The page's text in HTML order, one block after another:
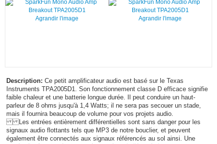
Agrandir l'image Agrandir l'image
Description: Ce petit amplificateur audio est basé sur le Texas
Instruments TPA2005D1. Son fonctionnement classe D efficace signifie
faible chaleur et une batterie longue durée. Il peut conduire un haut-
parleur de 8 ohms jusqu'à 1,4 Watts; il ne sera pas secouer un stade,
mais il fournira beaucoup de volume pour vos projets audio.
Les entrées entièrement différentielles sont sans danger pour les
signaux audio flottants tels que MP3 de notre bouclier, et peuvent
également être connectés aux signaux référencés au sol ainsi. Une